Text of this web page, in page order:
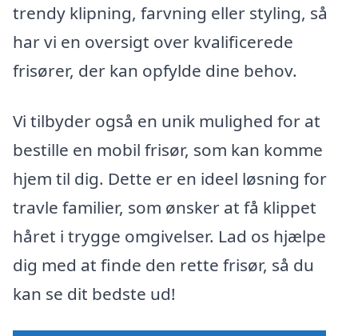
trendy klipning, farvning eller styling, så
har vi en oversigt over kvalificerede
frisører, der kan opfylde dine behov.
Vi tilbyder også en unik mulighed for at
bestille en mobil frisør, som kan komme
hjem til dig. Dette er en ideel løsning for
travle familier, som ønsker at få klippet
håret i trygge omgivelser. Lad os hjælpe
dig med at finde den rette frisør, så du
kan se dit bedste ud!